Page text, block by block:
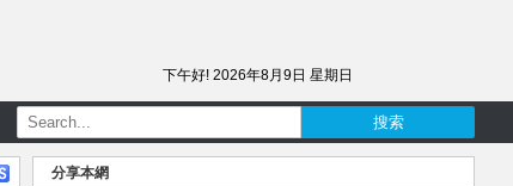
下午好! 2026年8月9日 星期日
分享本網